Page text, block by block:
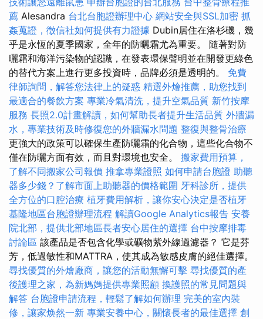
薦 Alesandra 台北台胞證辦理中心 網站安全與SSL加密 抓
姦蒐證，徵信社如何提供有力證據 Dubin居住在洛杉磯，幾
乎是永恆的夏季國家，全年的防曬霜尤為重要。 隨著對防
曬霜和海洋污染物的認識，在發表環保聲明並在開發更綠色
的替代方案上進行更多投資時，品牌必須是透明的。 免費
律師詢問，解答您法律上的疑惑 精選外燴推薦，助您找到
最適合的餐飲方案 專業冷氣清洗，提升空氣品質 新竹按摩
服務 長照2.0計畫解讀，如何幫助長者提升生活品質 外牆漏
水，專業技術及時修復您的外牆漏水問題 整復與整骨治療
更強大的政策可以確保生產防曬霜的化合物，這些化合物不
僅在防曬方面有效，而且對環境也安全。 搬家費用預算，
了解不同搬家公司報價 推拿專業證照 如何申請台胞證 助聽
器多少錢？了解市面上助聽器的價格範圍 牙科診所，提供
全方位的口腔治療 植牙費用解析，讓你安心決定是否植牙
基隆地區台胞證辦理流程 解讀Google Analytics報告 安養
院北部，提供北部地區長者安心居住的選擇 台中按摩排毒
討論區 該產品是否包含化學或礦物紫外線過濾器？ 它是芬
芳，低過敏性和MATTRA，使其成為敏感皮膚的絕佳選擇。
尋找優質的外燴廠商，讓您的活動無懈可擊 尋找優質的產
後護理之家，為新媽媽提供專業照顧 換護照的常見問題與
解答 台胞證申請流程，輕鬆了解如何辦理 完美的室內裝
修，讓家焕然一新 專業安養中心，關懷長者的最佳選擇 創